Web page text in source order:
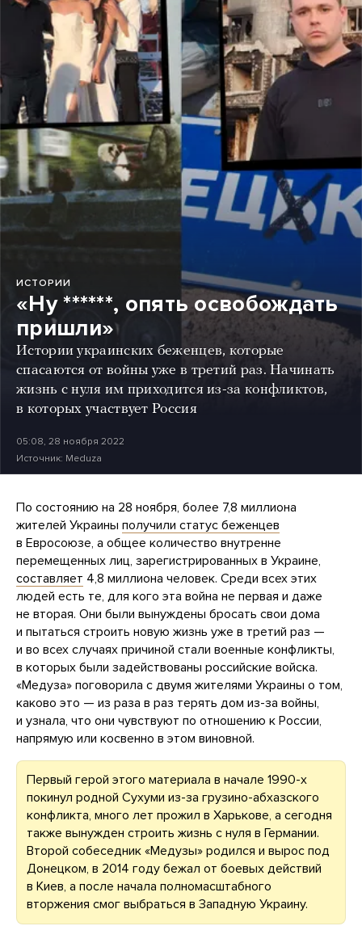
ИСТОРИИ
«Ну ******, опять освобождать
пришли»
Истории украинских беженцев, которые
спасаются от войны уже в третий раз. Начинать
жизнь с нуля им приходится из-за конфликтов,
в которых участвует Россия
05:08, 28 ноября 2022
Источник: Meduza
По состоянию на 28 ноября, более 7,8 миллиона
жителей Украины получили статус беженцев
в Евросоюзе, а общее количество внутренне
перемещенных лиц, зарегистрированных в Украине,
составляет 4,8 миллиона человек. Среди всех этих
людей есть те, для кого эта война не первая и даже
не вторая. Они были вынуждены бросать свои дома
и пытаться строить новую жизнь уже в третий раз —
и во всех случаях причиной стали военные конфликты,
в которых были задействованы российские войска.
«Медуза» поговорила с двумя жителями Украины о том,
каково это — из раза в раз терять дом из-за войны,
и узнала, что они чувствуют по отношению к России,
напрямую или косвенно в этом виновной.
Первый герой этого материала в начале 1990-х
покинул родной Сухуми из-за грузино-абхазского
конфликта, много лет прожил в Харькове, а сегодня
также вынужден строить жизнь с нуля в Германии.
Второй собеседник «Медузы» родился и вырос под
Донецком, в 2014 году бежал от боевых действий
в Киев, а после начала полномасштабного
вторжения смог выбраться в Западную Украину.